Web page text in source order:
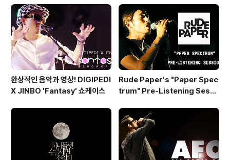
단히 굳혀놓은 팔로알토의 무대는 그의 랩만큼이나 언제나
견고하고 완성도가 높다. 곧 찾아올 그의 새로운 믹스테이
프와 무대도 기대가 된다. 가리온 '전설'이라 ..
환상적인 음악과 영상! DIGIPEDI
X JINBO 'Fantasy' 쇼케이스
Rude Paper's "Paper Spec
trum" Pre-Listening Sessi